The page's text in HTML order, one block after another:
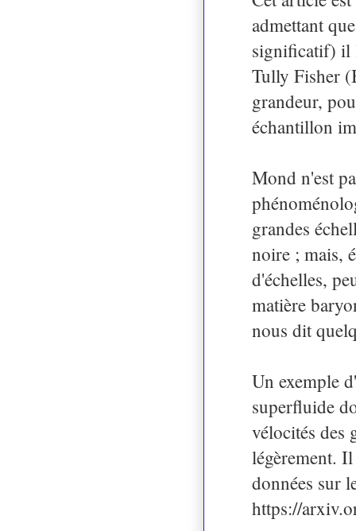
admettant
significatif) il
Tully Fisher
grandeur,
échantillon
Mond n'est
grandes
noire ; mais,
d'échelles,
matière
nous dit
Un exemple
superfluide
vélocités des
légèrement.
données sur
https://